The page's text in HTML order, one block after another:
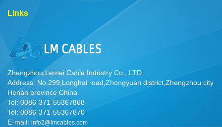
Links
Zhengzhou Lemei Cable Industry Co., LTD
Address: No.299,Longhai road,Zhongyuan district,Zhengzhou city
Henan province China
Tel: 0086-371-55367868
Tel: 0086-371-55367870
E-mail: info2@lmcables.com